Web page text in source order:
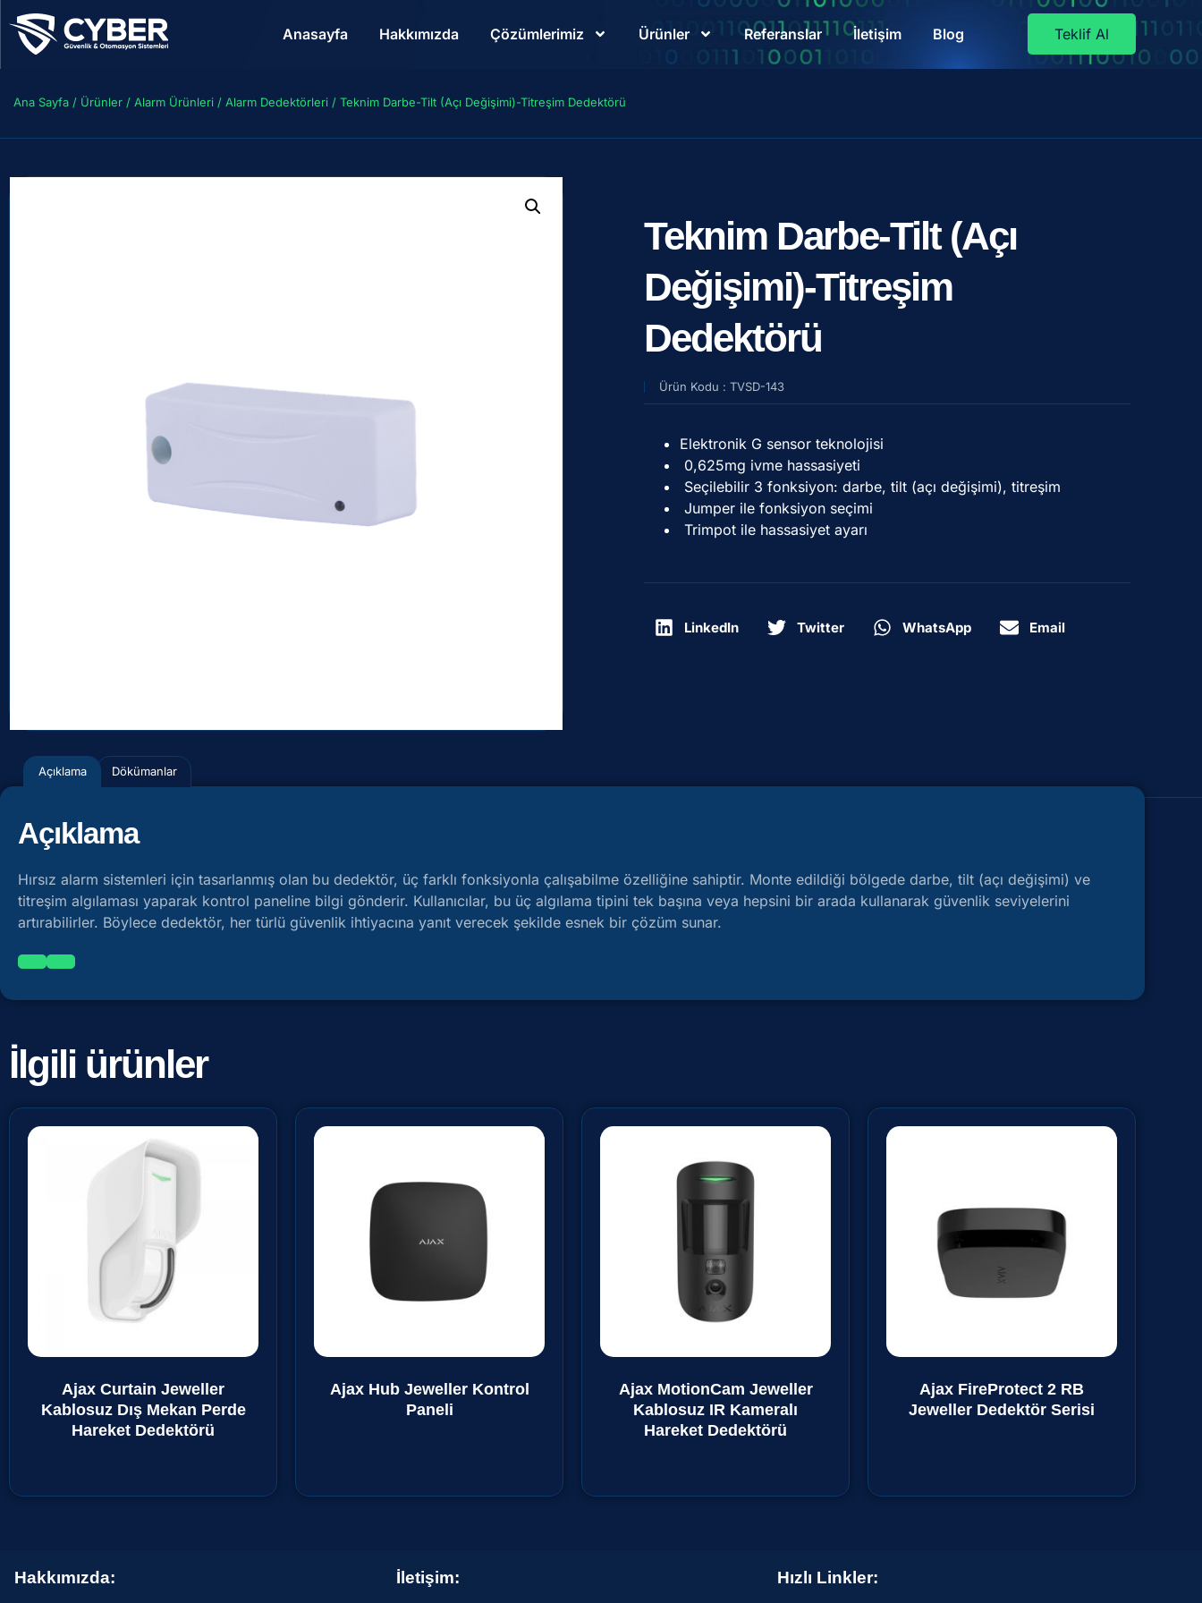
Anasayfa Hakkımızda Çözümlerimiz Ürünler Referanslar İletişim Blog Teklif Al
Ana Sayfa / Ürünler / Alarm Ürünleri / Alarm Dedektörleri / Teknim Darbe-Tilt (Açı Değişimi)-Titreşim Dedektörü
Teknim Darbe-Tilt (Açı
Değişimi)-Titreşim
Dedektörü
Ürün Kodu : TVSD-143
Elektronik G sensor teknolojisi
0,625mg ivme hassasiyeti
Seçilebilir 3 fonksiyon: darbe, tilt (açı değişimi), titreşim
Jumper ile fonksiyon seçimi
Trimpot ile hassasiyet ayarı
LinkedIn Twitter WhatsApp Email
Açıklama Dökümanlar
Açıklama
Hırsız alarm sistemleri için tasarlanmış olan bu dedektör, üç farklı fonksiyonla çalışabilme özelliğine sahiptir. Monte edildiği bölgede darbe, tilt (açı değişimi) ve
titreşim algılaması yaparak kontrol paneline bilgi gönderir. Kullanıcılar, bu üç algılama tipini tek başına veya hepsini bir arada kullanarak güvenlik seviyelerini
artırabilirler. Böylece dedektör, her türlü güvenlik ihtiyacına yanıt verecek şekilde esnek bir çözüm sunar.
İlgili ürünler
Ajax Curtain Jeweller
Kablosuz Dış Mekan Perde
Hareket Dedektörü
Ajax Hub Jeweller Kontrol
Paneli
Ajax MotionCam Jeweller
Kablosuz IR Kameralı
Hareket Dedektörü
Ajax FireProtect 2 RB
Jeweller Dedektör Serisi
Hakkımızda: İletişim: Hızlı Linkler: